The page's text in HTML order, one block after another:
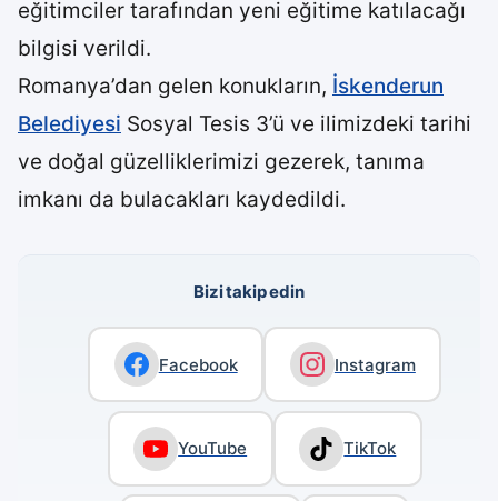
eğitimciler tarafından yeni eğitime katılacağı
bilgisi verildi.
Romanya’dan gelen konukların, İskenderun
Belediyesi Sosyal Tesis 3’ü ve ilimizdeki tarihi
ve doğal güzelliklerimizi gezerek, tanıma
imkanı da bulacakları kaydedildi.
Bizi takip edin
Facebook Instagram
YouTube TikTok